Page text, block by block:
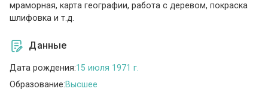
мраморная, карта географии, работа с деревом, покраска
шлифовка и т.д.
Данные
Дата рождения:15 июля 1971 г.
Образование:Высшее